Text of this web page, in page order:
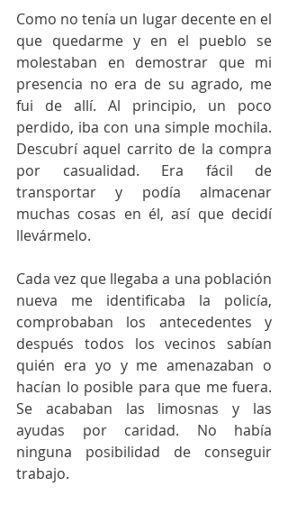
Como no tenía un lugar decente en el
que quedarme y en el pueblo se
molestaban en demostrar que mi
presencia no era de su agrado, me
fui de allí. Al principio, un poco
perdido, iba con una simple mochila.
Descubrí aquel carrito de la compra
por casualidad. Era fácil de
transportar y podía almacenar
muchas cosas en él, así que decidí
llevármelo.
Cada vez que llegaba a una población
nueva me identificaba la policía,
comprobaban los antecedentes y
después todos los vecinos sabían
quién era yo y me amenazaban o
hacían lo posible para que me fuera.
Se acababan las limosnas y las
ayudas por caridad. No había
ninguna posibilidad de conseguir
trabajo.